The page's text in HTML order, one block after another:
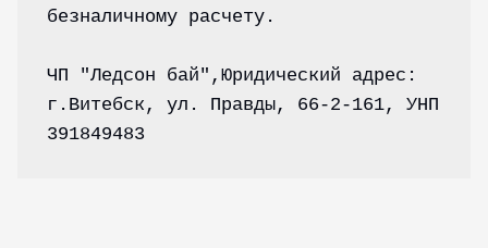
безналичному расчету.
ЧП "Ледсон бай",Юридический адрес:
г.Витебск, ул. Правды, 66-2-161, УНП
391849483